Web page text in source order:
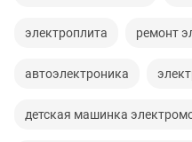
электроплита ремонт
автоэлектроника
детская машинка